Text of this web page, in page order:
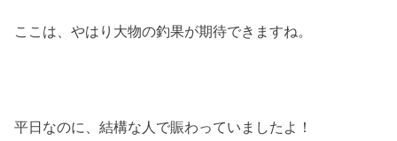
ここは、やはり大物の釣果が期待できますね。
平日なのに、結構な人で賑わっていましたよ！